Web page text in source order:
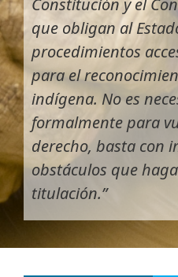
Constitución y el
que obligan al
procedimientos
para el
indígena. No es
formalmente para
derecho, basta con
obstáculos que
titulación.”